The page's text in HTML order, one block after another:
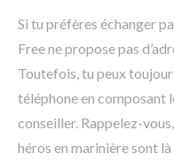
Si tu préfères échanger
Free ne propose pas
Toutefois, tu peux
téléphone en composant
conseiller. Rappelez-
héros en marinière sont